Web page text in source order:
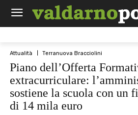
Attualità Terranuova Bracciolini
Piano dell’Offerta
extracurriculare:
sostiene la scuola con un
di 14 mila euro